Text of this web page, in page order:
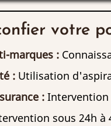
votre
marques :
: Utilisation
: Intervention
sous 24h à